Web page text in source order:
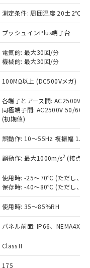
測定条件: 周囲温度 20±2℃、
プッシュインPlus端子台
電気的: 最大30回/分
機械的: 最大30回/分
100MΩ以上 (DC500Vメガ)
各端子とアース間: AC2500V
同極端子間: AC2500V 50/
(初期値)
誤動作: 10～55Hz 複振幅
誤動作: 最大1000m/s2 (接点
使用時: -25～70℃ (ただし、氷
保存時: -40～80℃ (ただし、氷
使用時: 35～85%RH
パネル前面: IP66、NEMA4X,
Class II
175
同意のうえ
器事業取扱
び標準価格
品の中には、
る商品もある
会結果は、
での社内デー
のであり、閲
庫および標
あることをご
準価格はお客
客様担当のオ
当社販売員に
や当社販売拠
」をご確認
結果を当社の
（10物質）の
品を出す予
（10物質）の
は確認中の
形物で、有
す。
場合などや
す。
リ臭化ビフェニル
ェニルエーテル類
エチルヘキシ
、フタル酸ブチ
タル酸ジブチル
イソブチル
は閾値を超える意
す。
中国RoHSの
す。
中国RoHSの
ます。
部門へお問
：
、 Cd(カドミウ
ポリ臭化ビフェ
ジフェニルエーテ
DIBP(フタル酸ジ
酸ブチルベンジ
)) : 1000ppm
すべてが基
のうち、外国
める商品
う）を輸出
場合は、日本
役務取引許
な手続きを
る場合は、完
に輸出されな
ます。
またはその他
装置等に一切
者に販売する
り
在庫あり
状況につ
取引先、ま
ロン制御
売員にご確